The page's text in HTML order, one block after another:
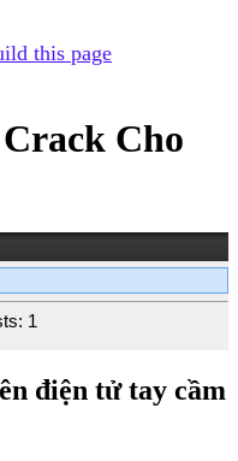
this page
Cho
1
điện tử tay cầm